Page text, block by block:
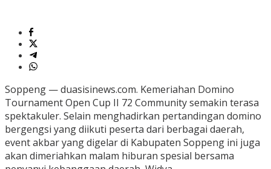
Soppeng — duasisinews.com. Kemeriahan Domino
Tournament Open Cup II 72 Community semakin terasa
spektakuler. Selain menghadirkan pertandingan domino
bergengsi yang diikuti peserta dari berbagai daerah,
event akbar yang digelar di Kabupaten Soppeng ini juga
akan dimeriahkan malam hiburan spesial bersama